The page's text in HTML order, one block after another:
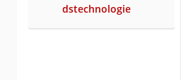
dstechnologie